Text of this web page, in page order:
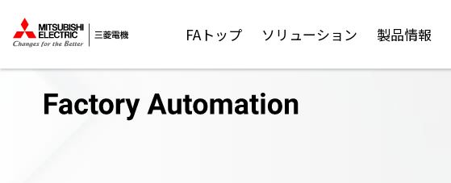
FAトップ ソリューション 製品情報